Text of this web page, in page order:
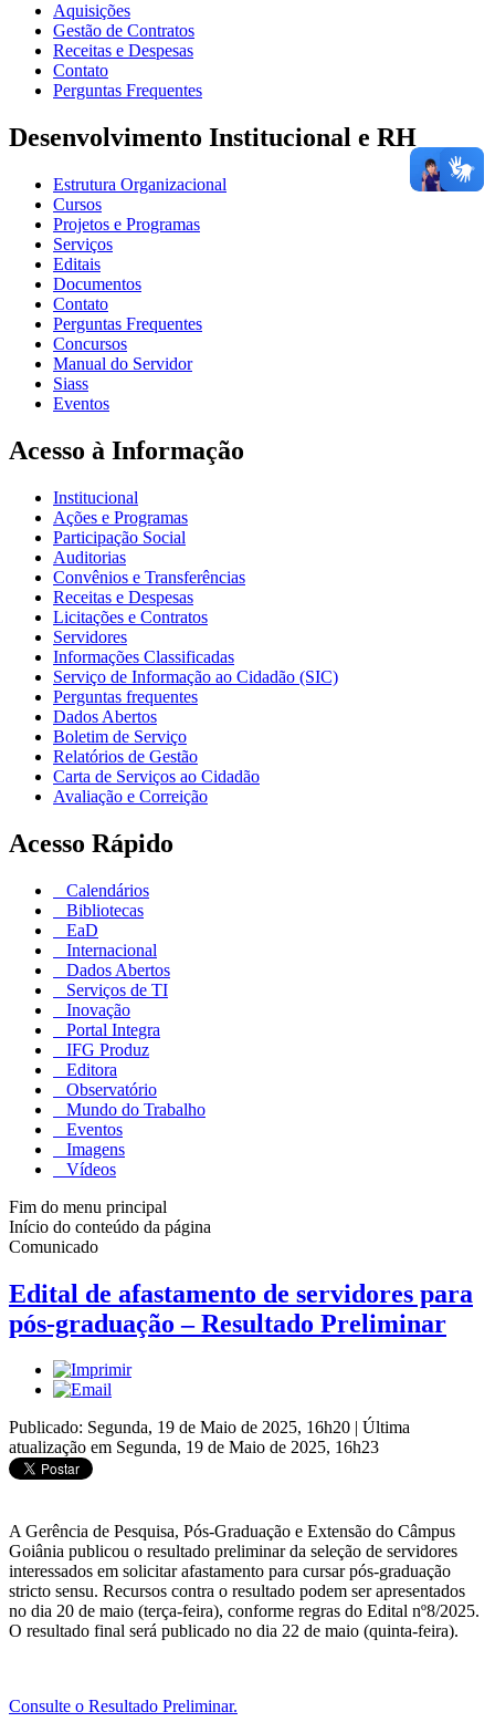
Aquisições
Gestão de Contratos
Receitas e Despesas
Contato
Perguntas Frequentes
Desenvolvimento Institucional e RH
Estrutura Organizacional
Cursos
Projetos e Programas
Serviços
Editais
Documentos
Contato
Perguntas Frequentes
Concursos
Manual do Servidor
Siass
Eventos
Acesso à Informação
Institucional
Ações e Programas
Participação Social
Auditorias
Convênios e Transferências
Receitas e Despesas
Licitações e Contratos
Servidores
Informações Classificadas
Serviço de Informação ao Cidadão (SIC)
Perguntas frequentes
Dados Abertos
Boletim de Serviço
Relatórios de Gestão
Carta de Serviços ao Cidadão
Avaliação e Correição
Acesso Rápido
Calendários
Bibliotecas
EaD
Internacional
Dados Abertos
Serviços de TI
Inovação
Portal Integra
IFG Produz
Editora
Observatório
Mundo do Trabalho
Eventos
Imagens
Vídeos
Fim do menu principal
Início do conteúdo da página
Comunicado
Edital de afastamento de servidores para
pós-graduação – Resultado Preliminar
Publicado: Segunda, 19 de Maio de 2025, 16h20 | Última
atualização em Segunda, 19 de Maio de 2025, 16h23
A Gerência de Pesquisa, Pós-Graduação e Extensão do Câmpus
Goiânia publicou o resultado preliminar da seleção de servidores
interessados em solicitar afastamento para cursar pós-graduação
stricto sensu. Recursos contra o resultado podem ser apresentados
no dia 20 de maio (terça-feira), conforme regras do Edital nº8/2025.
O resultado final será publicado no dia 22 de maio (quinta-feira).
Consulte o Resultado Preliminar.